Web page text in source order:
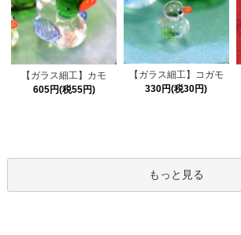
【ガラス細工】カモ
605円(税55円)
【ガラス細工】コガモ
330円(税30円)
もっと見る